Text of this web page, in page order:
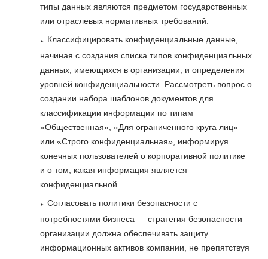
типы данных являются предметом государственных
или отраслевых нормативных требований.
Классифицировать конфиденциальные данные,
начиная с создания списка типов конфиденциальных
данных, имеющихся в организации, и определения
уровней конфиденциальности. Рассмотреть вопрос о
создании набора шаблонов документов для
классификации информации по типам
«Общественная», «Для ограниченного круга лиц»
или «Строго конфиденциальная», информируя
конечных пользователей о корпоративной политике
и о том, какая информация является
конфиденциальной.
Согласовать политики безопасности с
потребностями бизнеса — стратегия безопасности
организации должна обеспечивать защиту
информационных активов компании, не препятствуя